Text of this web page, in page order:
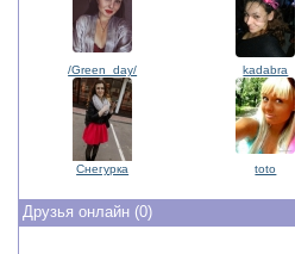
/Green_day/ kadabra
Cнeгypкa toto
Друзья онлайн (0)